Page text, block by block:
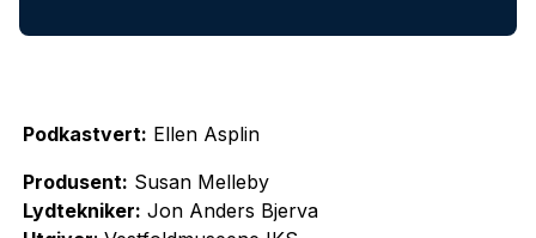
Podkastvert: Ellen Asplin
Produsent: Susan Melleby
Lydtekniker: Jon Anders Bjerva